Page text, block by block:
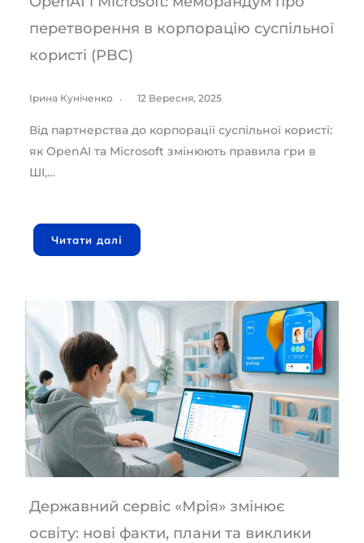
перетворення в корпорацію суспільної
користі (PBC)
Ірина Куніченко 12 Вересня, 2025
Від партнерства до корпорації суспільної користі:
як OpenAI та Microsoft змінюють правила гри в
ШІ,…
Читати далі
Державний сервіс «Мрія» змінює
освіту: нові факти, плани та виклики